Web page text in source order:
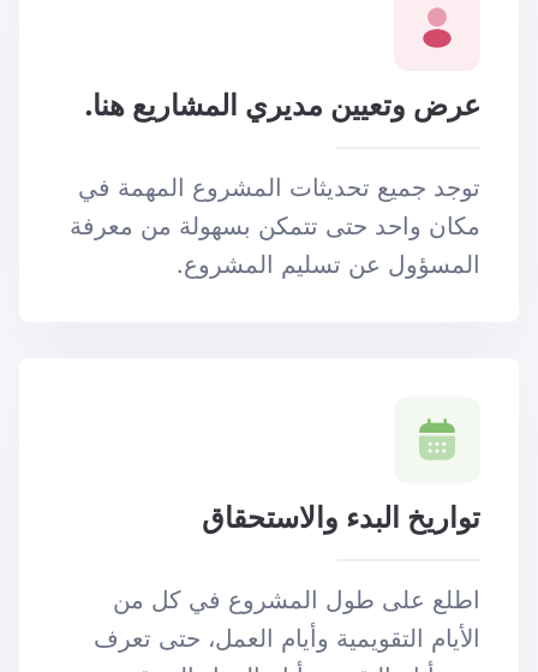
عرض وتعيين مديري المشاريع هنا.
توجد جميع تحديثات المشروع المهمة في
مكان واحد حتى تتمكن بسهولة من معرفة
المسؤول عن تسليم المشروع.
تواريخ البدء والاستحقاق
اطلع على طول المشروع في كل من
الأيام التقويمية وأيام العمل، حتى تعرف